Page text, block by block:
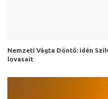
Nemzeti Vágta Döntő: idén
lovasait